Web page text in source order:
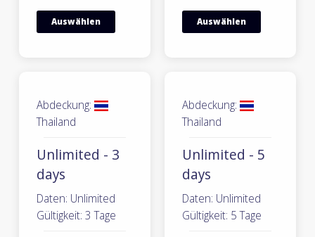
Auswählen Auswählen
Abdeckung:
Thailand
Unlimited - 3
days
Daten: Unlimited
Gültigkeit: 3 Tage
Abdeckung:
Thailand
Unlimited - 5
days
Daten: Unlimited
Gültigkeit: 5 Tage